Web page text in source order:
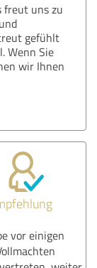
freut uns zu
gefühlt
Wenn Sie
wir Ihnen
vor einigen